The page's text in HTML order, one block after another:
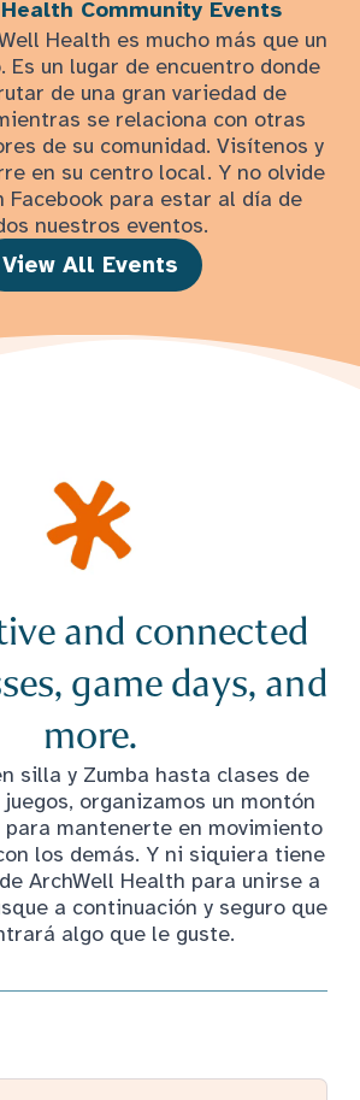
Community Events
Health es mucho más que un
Es un lugar de encuentro donde
de una gran variedad de
se relaciona con otras
de su comunidad. Visítenos y
en su centro local. Y no olvide
Facebook para estar al día de
nuestros eventos.
View All Events
and connected
game days, and
more.
silla y Zumba hasta clases de
organizamos un montón
para mantenerte en movimiento
los demás. Y ni siquiera tiene
ArchWell Health para unirse a
a continuación y seguro que
algo que le guste.